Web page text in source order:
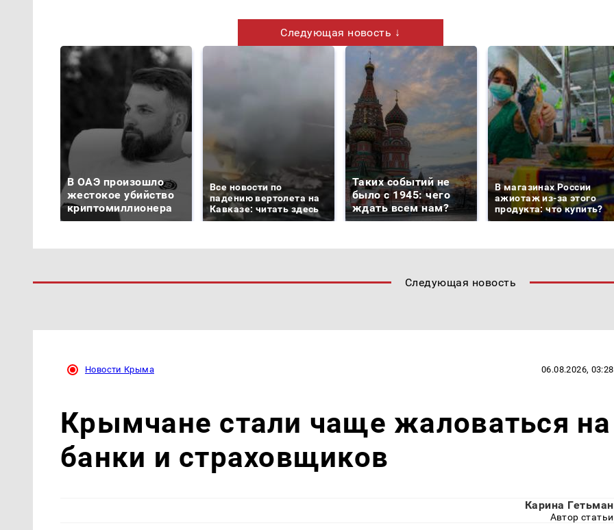
Следующая новость ↓
В ОАЭ произошло
жестокое убийство
криптомиллионера
Все новости по
падению вертолета на
Кавказе: читать здесь
Таких событий не
было с 1945: чего
ждать всем нам?
В магазинах России
ажиотаж из-за этого
продукта: что купить?
Следующая новость
Новости Крыма 06.08.2026, 03:28
Крымчане стали чаще жаловаться на
банки и страховщиков
Карина Гетьман
Автор статьи